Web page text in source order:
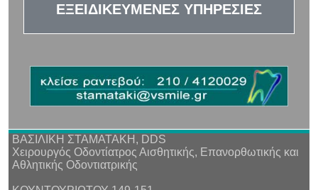
ΕΞΕΙΔΙΚΕΥΜΕΝΕΣ ΥΠΗΡΕΣΙΕΣ
ΒΑΣΙΛΙΚΗ ΣΤΑΜΑΤΑΚΗ, DDS
Χειρουργός Οδοντίατρος Αισθητικής, Επανορθωτικής και
Αθλητικής Οδοντιατρικής